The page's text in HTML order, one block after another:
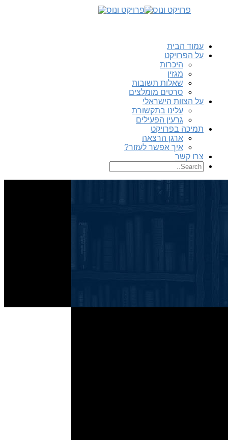
עמוד הבית
על הפרויקט
היכרות
מגזין
שאלות תשובות
סרטים מומלצים
על הצוות הישראלי
עלינו בתקשורת
גרעין הפעילים
תמיכה בפרויקט
ארגן הרצאה
איך אפשר לעזור?
צרו קשר